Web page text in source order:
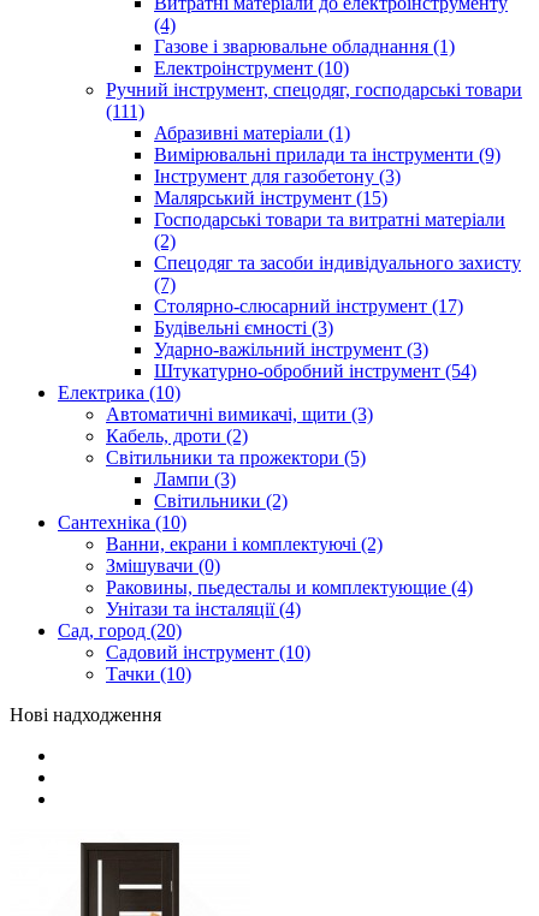
(4)
Газове і зварювальне обладнання (1)
Електроінструмент (10)
Ручний інструмент, спецодяг, господарські товари
(111)
Абразивні матеріали (1)
Вимірювальні прилади та інструменти (9)
Інструмент для газобетону (3)
Малярський інструмент (15)
Господарські товари та витратні матеріали
(2)
Спецодяг та засоби індивідуального захисту
(7)
Столярно-слюсарний інструмент (17)
Будівельні ємності (3)
Ударно-важільний інструмент (3)
Штукатурно-обробний інструмент (54)
Електрика (10)
Автоматичні вимикачі, щити (3)
Кабель, дроти (2)
Світильники та прожектори (5)
Лампи (3)
Світильники (2)
Сантехніка (10)
Ванни, екрани і комплектуючі (2)
Змішувачи (0)
Раковины, пьедесталы и комплектующие (4)
Унітази та інсталяції (4)
Сад, город (20)
Садовий інструмент (10)
Тачки (10)
Нові надходження